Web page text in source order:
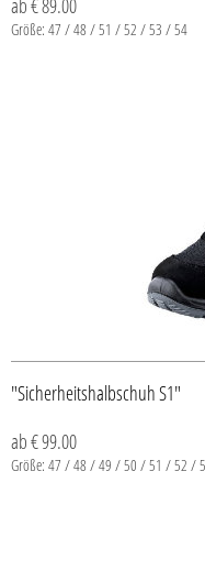
Größe: 47 / 48 / 51 / 52 / 53 / 54
"Sicherheitshalbschuh S1"
ab € 99.00
Größe: 47 / 48 / 49 / 50 / 51 / 52 /